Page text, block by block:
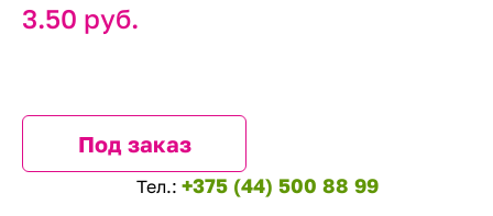
3.50 руб.
Под заказ
Тел.: +375 (44) 500 88 99